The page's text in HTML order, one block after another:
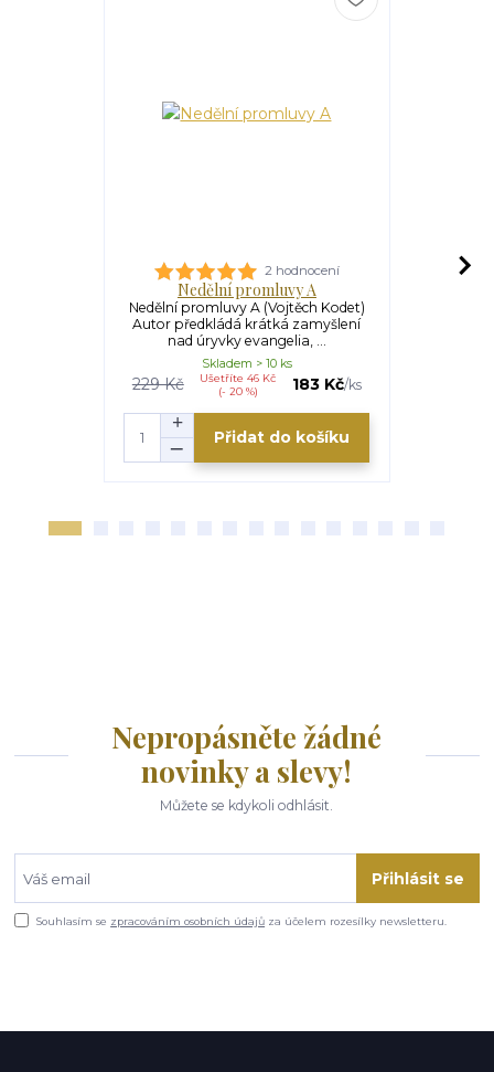
2 hodnocení
Nedělní promluvy A
Nedělní promluvy A (Vojtěch Kodet)
Autor předkládá krátká zamyšlení
nad úryvky evangelia, ...
229 Kč
Ušetříte 46 Kč
(- 20 %)
183 Kč/ks
Skladem > 10 ks
Přidat do košíku
Nepropásněte žádné
novinky a slevy!
Můžete se kdykoli odhlásit.
Přihlásit se
Souhlasím se zpracováním osobních údajů za účelem rozesílky newsletteru.